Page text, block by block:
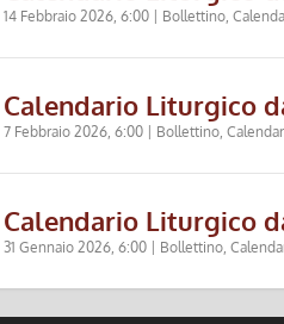
14 Febbraio 2026, 6:00 Bollettino,
Calendario Liturgico
7 Febbraio 2026, 6:00 Bollettino,
Calendario Liturgico
31 Gennaio 2026, 6:00 Bollettino,